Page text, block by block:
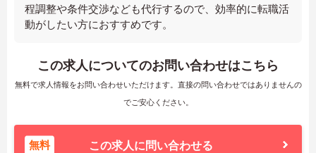
程調整や条件交渉なども代行するので、効率的に転職活
動がしたい方におすすめです。
この求人についてのお問い合わせはこちら
無料で求人情報をお問い合わせいただけます。直接の問い合わせではありませんの
でご安心ください。
無料 この求人に問い合わせる